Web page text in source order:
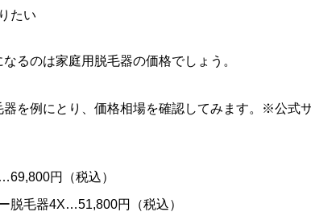
たい
るのは家庭用脱毛器の価格でしょう。
を例にとり、価格相場を確認してみます。※公式
円（税込）
脱毛器4X…51,800円（税込）